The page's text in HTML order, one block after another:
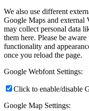
We also use different
Google Maps and external
may collect personal data
them here. Please be
functionality and
once you reload the page.
Google Webfont Settings:
Click to enable/disable
Google Map Settings: